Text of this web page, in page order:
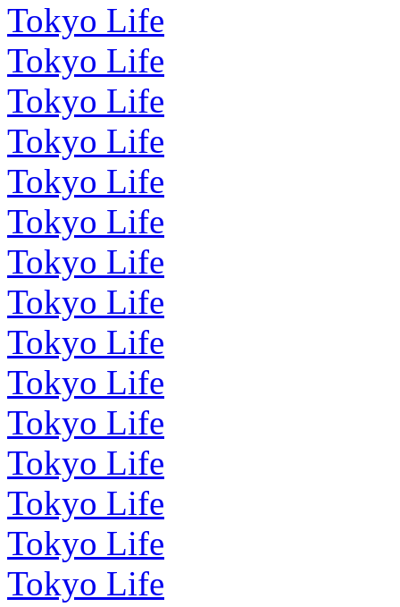
Tokyo Life
Tokyo Life
Tokyo Life
Tokyo Life
Tokyo Life
Tokyo Life
Tokyo Life
Tokyo Life
Tokyo Life
Tokyo Life
Tokyo Life
Tokyo Life
Tokyo Life
Tokyo Life
Tokyo Life